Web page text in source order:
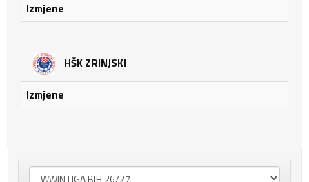
Izmjene
HŠK ZRINJSKI
Izmjene